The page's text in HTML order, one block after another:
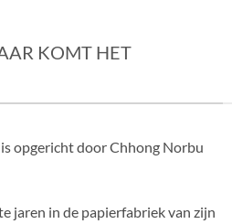
KOMT HET
opgericht door Chhong Norbu
jaren in de papierfabriek van zijn